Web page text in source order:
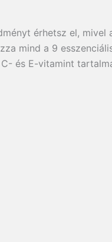
érhetsz el, mivel
mind a 9
és E-vitamint